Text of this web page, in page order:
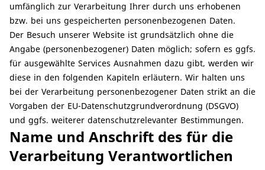
umfänglich zur Verarbeitung Ihrer durch uns erhobenen
bzw. bei uns gespeicherten personenbezogenen Daten.
Der Besuch unserer Website ist grundsätzlich ohne die
Angabe (personenbezogener) Daten möglich; sofern es ggfs.
für ausgewählte Services Ausnahmen dazu gibt, werden wir
diese in den folgenden Kapiteln erläutern. Wir halten uns
bei der Verarbeitung personenbezogener Daten strikt an die
Vorgaben der EU-Datenschutzgrundverordnung (DSGVO)
und ggfs. weiterer datenschutzrelevanter Bestimmungen.
Name und Anschrift des für die
Verarbeitung Verantwortlichen